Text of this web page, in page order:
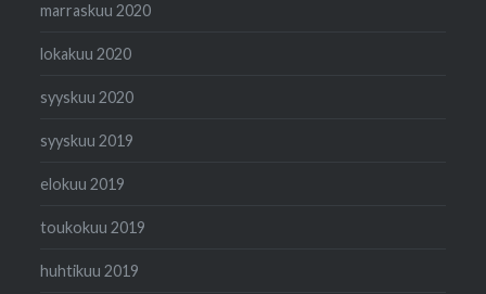
marraskuu 2020
lokakuu 2020
syyskuu 2020
syyskuu 2019
elokuu 2019
toukokuu 2019
huhtikuu 2019